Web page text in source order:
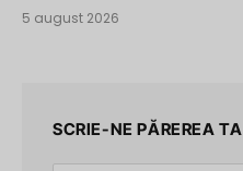
5 august 2026
SCRIE-NE PĂREREA TA